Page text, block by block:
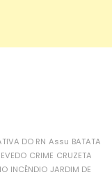
DO RN Assu BATATA
CRIME CRUZETA
INCÊNDIO JARDIM DE